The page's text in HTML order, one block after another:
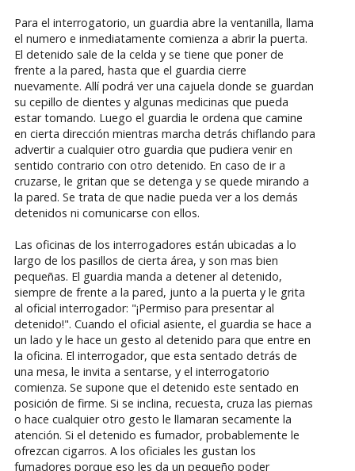
Para el interrogatorio, un guardia abre la ventanilla, llama
el numero e inmediatamente comienza a abrir la puerta.
El detenido sale de la celda y se tiene que poner de
frente a la pared, hasta que el guardia cierre
nuevamente. Allí podrá ver una cajuela donde se guardan
su cepillo de dientes y algunas medicinas que pueda
estar tomando. Luego el guardia le ordena que camine
en cierta dirección mientras marcha detrás chiflando para
advertir a cualquier otro guardia que pudiera venir en
sentido contrario con otro detenido. En caso de ir a
cruzarse, le gritan que se detenga y se quede mirando a
la pared. Se trata de que nadie pueda ver a los demás
detenidos ni comunicarse con ellos.
Las oficinas de los interrogadores están ubicadas a lo
largo de los pasillos de cierta área, y son mas bien
pequeñas. El guardia manda a detener al detenido,
siempre de frente a la pared, junto a la puerta y le grita
al oficial interrogador: "¡Permiso para presentar al
detenido!". Cuando el oficial asiente, el guardia se hace a
un lado y le hace un gesto al detenido para que entre en
la oficina. El interrogador, que esta sentado detrás de
una mesa, le invita a sentarse, y el interrogatorio
comienza. Se supone que el detenido este sentado en
posición de firme. Si se inclina, recuesta, cruza las piernas
o hace cualquier otro gesto le llamaran secamente la
atención. Si el detenido es fumador, probablemente le
ofrezcan cigarros. A los oficiales les gustan los
fumadores porque eso les da un pequeño poder